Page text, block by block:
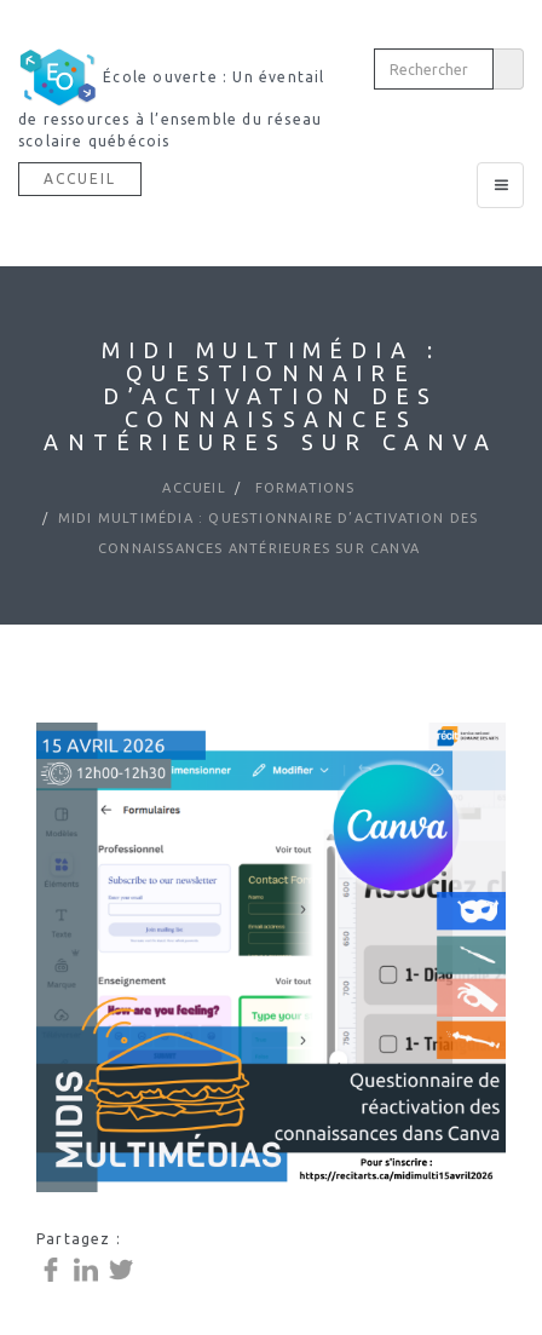
École ouverte : Un éventail
de ressources à l’ensemble du réseau
scolaire québécois
Toggle
ACCUEIL
MIDI MULTIMÉDIA :
QUESTIONNAIRE
D’ACTIVATION DES
CONNAISSANCES
ANTÉRIEURES SUR CANVA
ACCUEIL FORMATIONS
MIDI MULTIMÉDIA : QUESTIONNAIRE D’ACTIVATION DES
CONNAISSANCES ANTÉRIEURES SUR CANVA
Partagez :